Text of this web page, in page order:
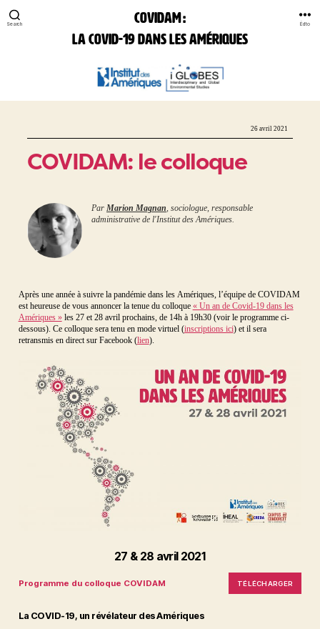
Search
COVIDAM :
la Covid-19 dans les Amériques
dans
Amériques
Édito
26 avril 2021
COVIDAM: le colloque
Par Marion Magnan, sociologue, responsable
administrative de l'Institut des Amériques.
Après une année à suivre la pandémie dans les Amériques, l’équipe de COVIDAM
est heureuse de vous annoncer la tenue du colloque « Un an de Covid-19 dans les
Amériques »les 27 et 28 avril prochains, de 14h à 19h30 (voir le programme ci-
dessous). Ce colloque sera tenu en mode virtuel (inscriptions ici) et il sera
retransmis en direct sur Facebook (lien).
27 & 28 avril 2021
Programme du colloque COVIDAM TÉLÉCHARGER
La COVID-19, un révélateur des Amériques